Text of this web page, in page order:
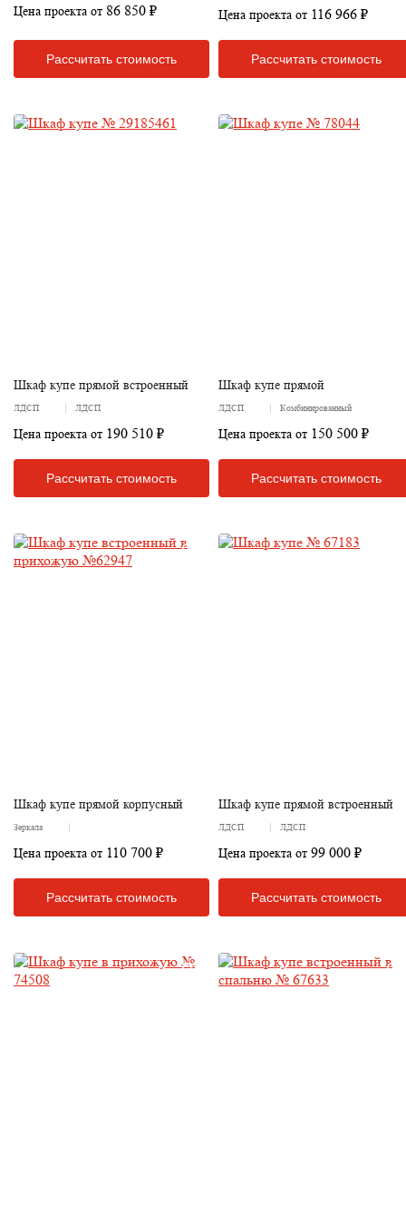
Цена проекта от 86 850 ₽
Рассчитать стоимость
Цена проекта от 116 966 ₽
Рассчитать стоимость
Шкаф купе прямой встроенный
ЛДСП ЛДСП
Цена проекта от 190 510 ₽
Рассчитать стоимость
Шкаф купе прямой
ЛДСП Комбинированный
Цена проекта от 150 500 ₽
Рассчитать стоимость
Шкаф купе прямой корпусный
Зеркала
Цена проекта от 110 700 ₽
Рассчитать стоимость
Шкаф купе прямой встроенный
ЛДСП ЛДСП
Цена проекта от 99 000 ₽
Рассчитать стоимость